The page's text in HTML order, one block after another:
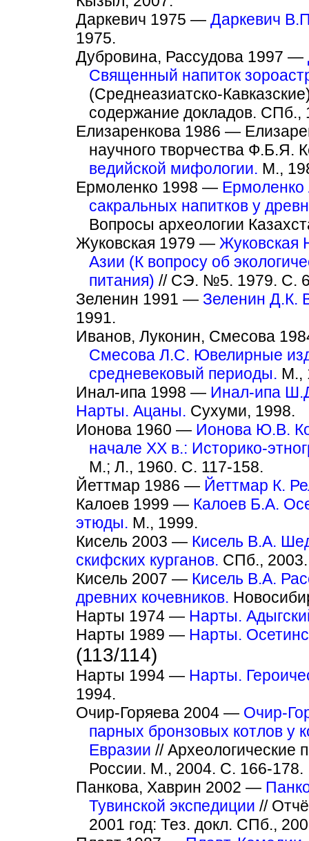
Даркевич 1975 — Даркевич
1975.
Дубровина, Рассудова 1997 —
Священный напиток
(Среднеазиатско-
содержание докладов. СПб.,
Елизаренкова 1986 —
научного творчества Ф.Б.Я.
ведийской мифологии. М.,
Ермоленко 1998 — Ермоленко
сакральных напитков у
Вопросы археологии
Жуковская 1979 — Жуковская
Азии (К вопросу об
питания) // СЭ. №5. 1979. С.
Зеленин 1991 — Зеленин Д.К.
1991.
Иванов, Луконин, Смесова
Смесова Л.С. Ювелирные
средневековый периоды. М.,
Инал-ипа 1998 — Инал-ипа
Нарты. Ацаны. Сухуми, 1998.
Ионова 1960 — Ионова Ю.В.
начале XX в.: Историко-
М.; Л., 1960. С. 117-158.
Йеттмар 1986 — Йеттмар К.
Калоев 1999 — Калоев Б.А.
этюды. М., 1999.
Кисель 2003 — Кисель В.А.
скифских курганов. СПб., 2003.
Кисель 2007 — Кисель В.А.
древних кочевников.
Нарты 1974 — Нарты.
Нарты 1989 — Нарты.
(113/114)
Нарты 1994 — Нарты.
1994.
Очир-Горяева 2004 — Очир-
парных бронзовых котлов у
Евразии // Археологические
России. М., 2004. С. 166-178.
Панкова, Хаврин 2002 —
Тувинской экспедиции //
2001 год: Тез. докл. СПб.,